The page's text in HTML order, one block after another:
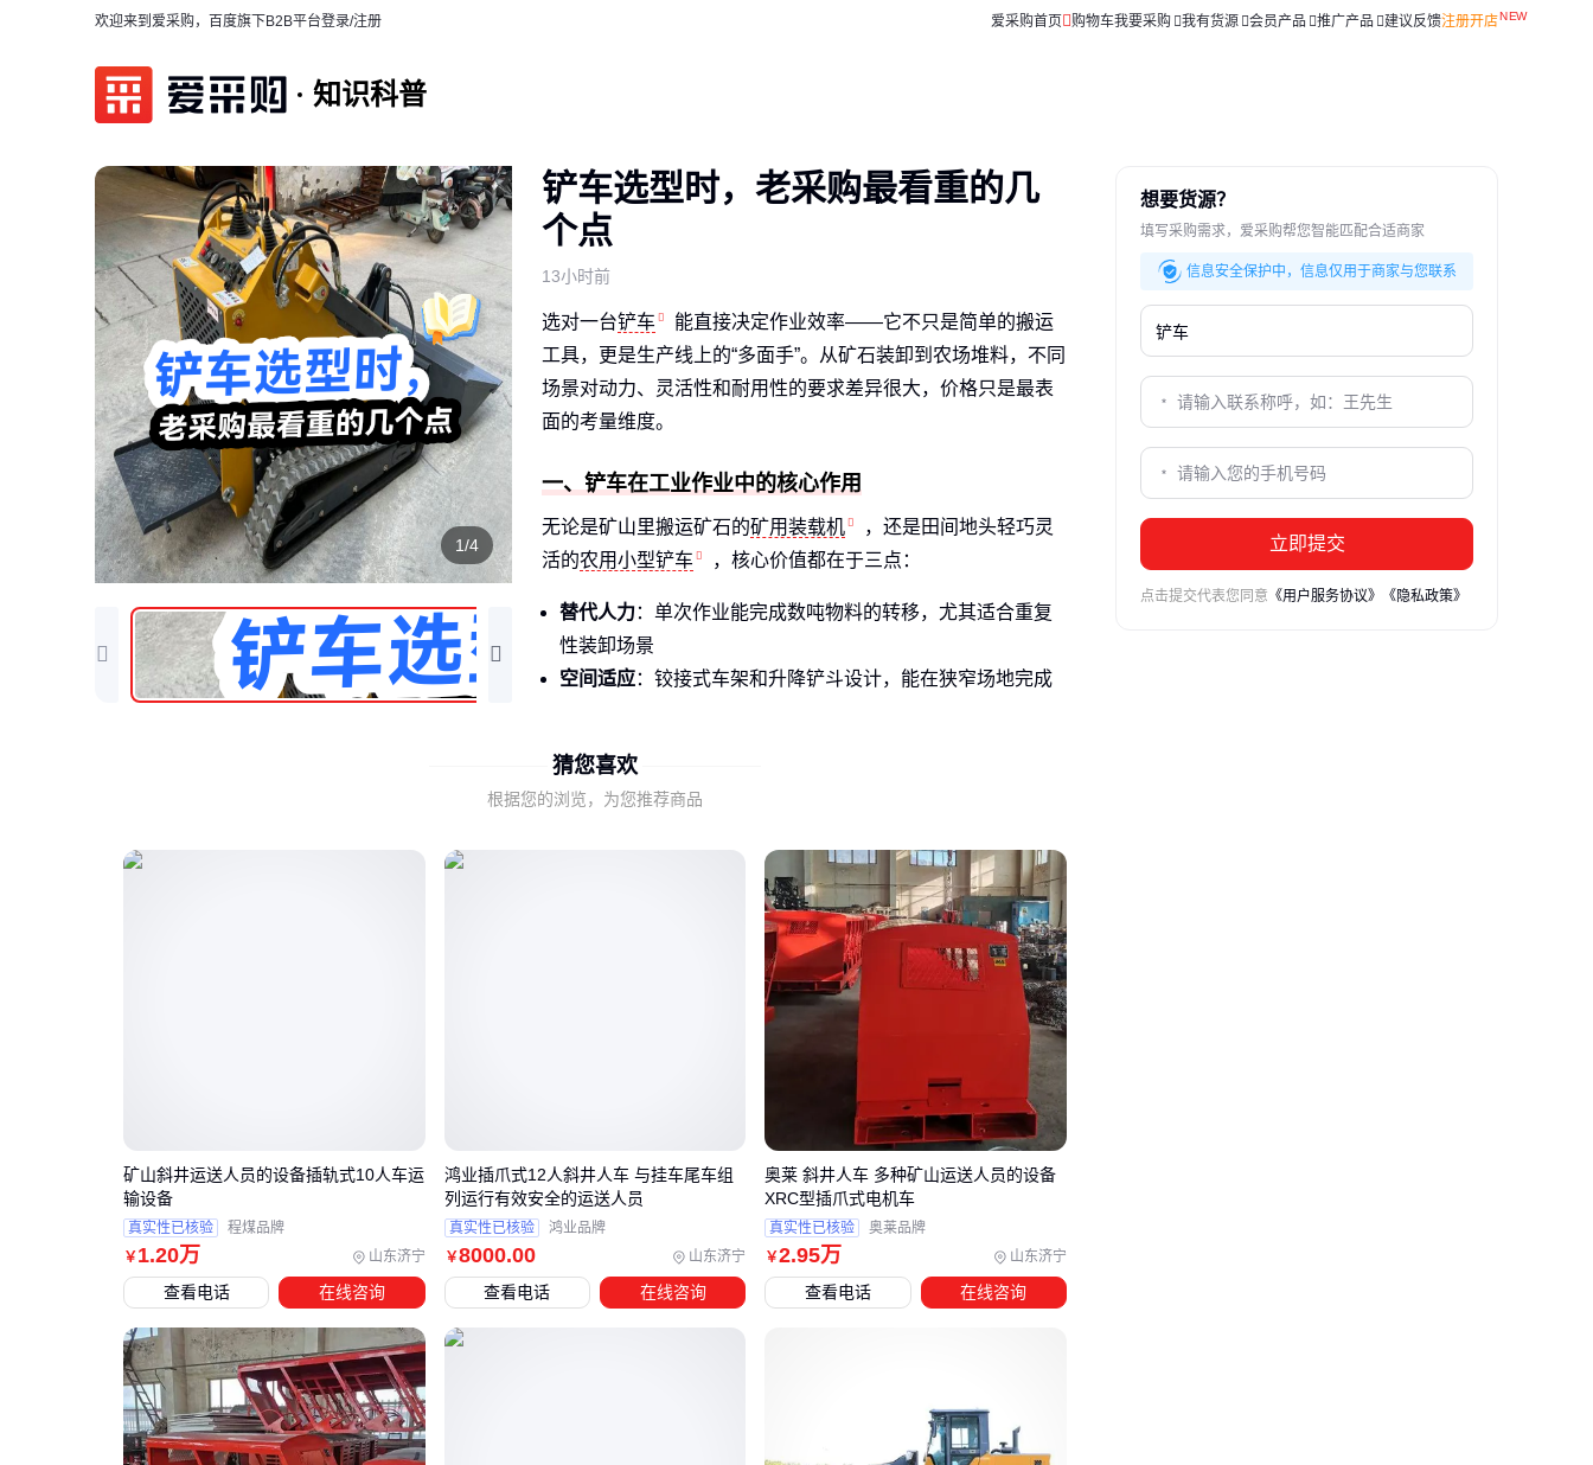
欢迎来到爱采购，百度旗下B2B平台登录/注册 爱采购首页 购物车我要采购 我有货源 会员产品 推广产品 建议反馈注册开店
知识科普
1/4
铲车选型时，老采购最看重的几
个点
13小时前
选对一台铲车
能直接决定作业效率——它不只是简单的搬运
工具，更是生产线上的“多面手”。从矿石装卸到农场堆料，不同
场景对动力、灵活性和耐用性的要求差异很大，价格只是最表
面的考量维度。
一、铲车在工业作业中的核心作用
无论是矿山里搬运矿石的矿用装载机
，还是田间地头轻巧灵
活的农用小型铲车 ，核心价值都在于三点：
替代人力：单次作业能完成数吨物料的转移，尤其适合重复
性装卸场景
空间适应：铰接式车架和升降铲斗设计，能在狭窄场地完成
料、成件货物等多种作业
二、铲车选型的关键考量因素
老采购在评估设备时，通常会先问三个问题：
的越野能力，硬化厂房地面则
每天8小时以上的高频使用，必须关注液压系统散热性和结构
件焊接工艺
物料特性是什么？
松散砂石需要大容量铲斗，而金属锭装卸则更看重举升机构
的稳定性
猜您喜欢
根据您的浏览，为您推荐商品
￥ 1.20万 山东济宁
矿山斜井运送人员的设备插轨式10人车运
输设备
真实性已核验 程煤品牌
查看电话 在线咨询
￥8000.00 山东济宁
鸿业插爪式12人斜井人车 与挂车尾车组
列运行有效安全的运送人员
真实性已核验 鸿业品牌
查看电话 在线咨询
￥2.95万 山东济宁
奥莱 斜井人车 多种矿山运送人员的设备
XRC型插爪式电机车
真实性已核验 奥莱品牌
查看电话 在线咨询
想要货源？
填写采购需求，爱采购帮您智能匹配合适商家
信息安全保护中，信息仅用于商家与您联系
立即提交
点击提交代表您同意 《用户服务协议》 《隐私政策》